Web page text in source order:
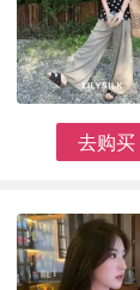
去购买